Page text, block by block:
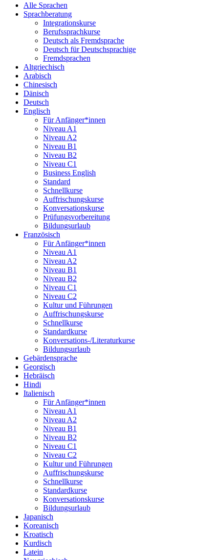
Alle Sprachen
Sprachberatung
Integrationskurse
Berufssprachkurse
Deutsch als Fremdsprache
Deutsch für Deutschsprachige
Fremdsprachen
Altgriechisch
Arabisch
Chinesisch
Dänisch
Deutsch
Englisch
Für Anfänger*innen
Niveau A1
Niveau A2
Niveau B1
Niveau B2
Niveau C1
Business English
Standard
Schnellkurse
Auffrischungskurse
Konversationskurse
Prüfungsvorbereitung
Bildungsurlaub
Französisch
Für Anfänger*innen
Niveau A1
Niveau A2
Niveau B1
Niveau B2
Niveau C1
Niveau C2
Kultur und Führungen
Auffrischungskurse
Schnellkurse
Standardkurse
Konversations-/Literaturkurse
Bildungsurlaub
Gebärdensprache
Georgisch
Hebräisch
Hindi
Italienisch
Für Anfänger*innen
Niveau A1
Niveau A2
Niveau B1
Niveau B2
Niveau C1
Niveau C2
Kultur und Führungen
Auffrischungskurse
Schnellkurse
Standardkurse
Konversationskurse
Bildungsurlaub
Japanisch
Koreanisch
Kroatisch
Kurdisch
Latein